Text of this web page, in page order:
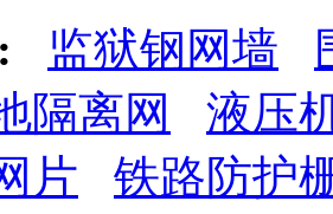
监狱钢网墙
隔离网
液压
片
铁路防护